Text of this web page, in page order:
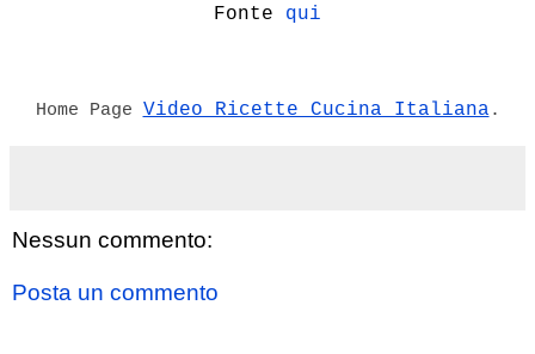
Fonte qui
Home Page Video Ricette Cucina Italiana .
Nessun commento:
Posta un commento